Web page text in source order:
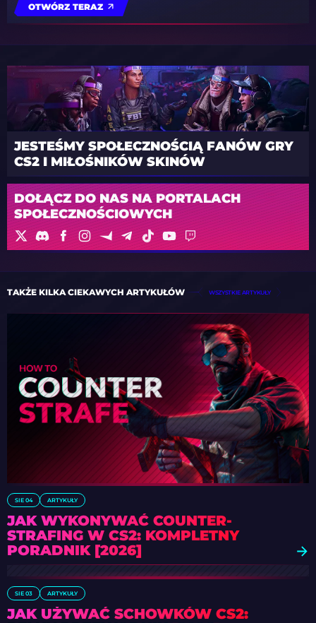
OTWÓRZ TERAZ
JESTEŚMY SPOŁECZNOŚCIĄ FANÓW GRY
CS2 I MIŁOŚNIKÓW SKINÓW
DOŁĄCZ DO NAS NA PORTALACH
SPOŁECZNOŚCIOWYCH
TAKŻE KILKA CIEKAWYCH ARTYKUŁÓW WSZYSTKIE ARTYKUŁY
SIE 04 ARTYKUŁY
JAK WYKONYWAĆ COUNTER-
STRAFING W CS2: KOMPLETNY
PORADNIK [2026]
SIE 03 ARTYKUŁY
JAK UŻYWAĆ SCHOWKÓW CS2: